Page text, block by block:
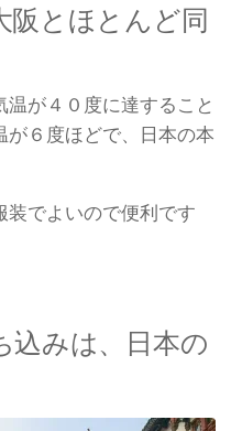
とほとんど同
が４０度に達すること
が６度ほどで、日本の本
でよいので便利です
みは、日本の